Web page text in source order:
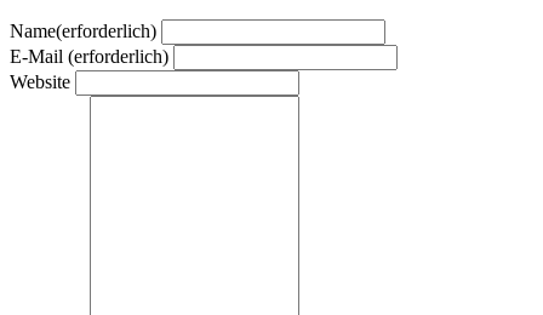
Name(erforderlich)
E-Mail (erforderlich)
Website